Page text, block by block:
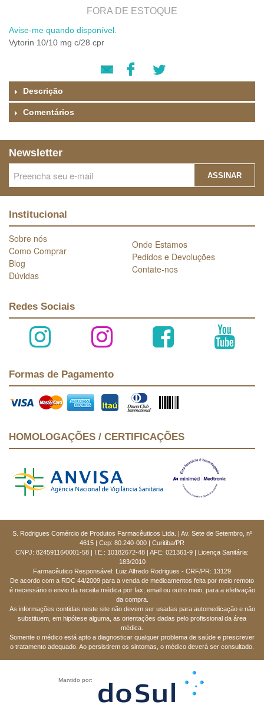
FORA DE ESTOQUE
Avise-me quando disponível.
Vytorin 10/10 mg c/28 cpr
Descrição
Comentários
Newsletter
ASSINAR
Institucional
Sobre nós
Como Comprar
Blog
Dúvidas
Onde Estamos
Pedidos e Devoluções
Contate-nos
Redes Sociais
Formas de Pagamento
HOMOLOGAÇÕES / CERTIFICAÇÕES
S. Rodrigues Comércio de Produtos Farmacêuticos Ltda. | Av. Sete de Setembro, nº
4615 | Cep: 80.240-000 | Curitiba/PR
CNPJ: 82459116/0001-58 | I.E.: 10182672-48 | AFE: 021361-9 | Licença Sanitária:
183/2010
Farmacêutico Responsável: Luiz Alfredo Rodrigues - CRF/PR: 13129
De acordo com a RDC 44/2009 para a venda de medicamentos feita por meio remoto
é necessário o envio da receita médica por fax, email ou outro meio, para a efetivação
da compra.
As informações contidas neste site não devem ser usadas para automedicação e não
substituem, em hipótese alguma, as orientações dadas pelo profissional da área
médica.
Somente o médico está apto a diagnosticar qualquer problema de saúde e prescrever
o tratamento adequado. Ao persistirem os sintomas, o médico deverá ser consultado.
Mantido por: